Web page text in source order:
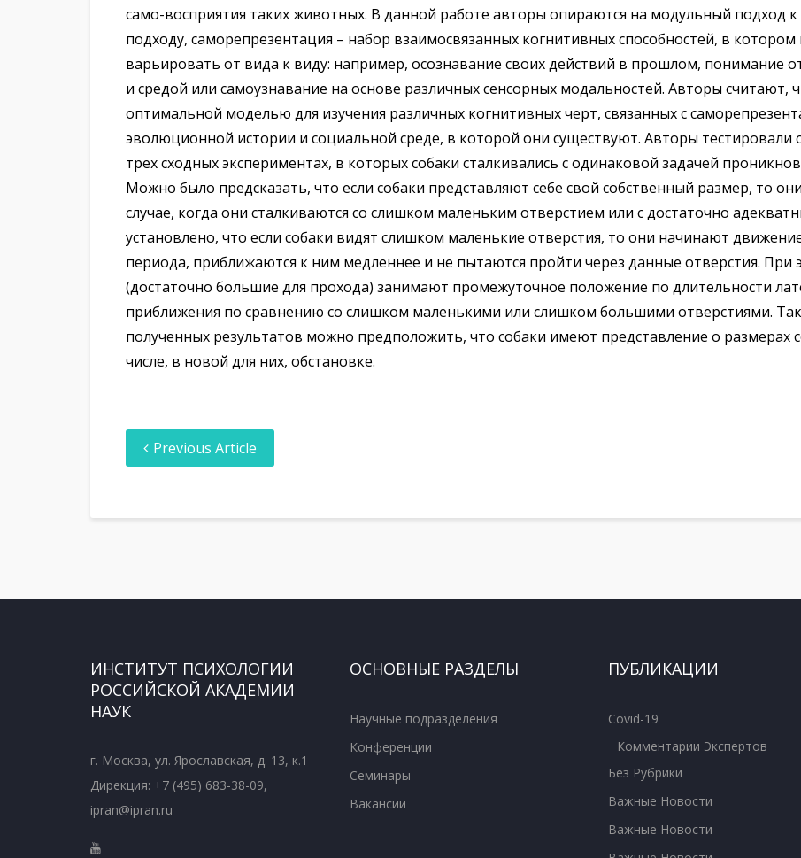
само-восприятия таких животных. В данной работе авторы опираются на модульный подход
подходу, саморепрезентация – набор взаимосвязанных когнитивных способностей, в
варьировать от вида к виду: например, осознавание своих действий в прошлом, понимание
и средой или самоузнавание на основе различных сенсорных модальностей. Авторы считают,
оптимальной моделью для изучения различных когнитивных черт, связанных с
эволюционной истории и социальной среде, в которой они существуют. Авторы
трех сходных экспериментах, в которых собаки сталкивались с одинаковой задачей
Можно было предсказать, что если собаки представляют себе свой собственный размер, то
случае, когда они сталкиваются со слишком маленьким отверстием или с достаточно
установлено, что если собаки видят слишком маленькие отверстия, то они начинают
периода, приближаются к ним медленнее и не пытаются пройти через данные отверстия. При
(достаточно большие для прохода) занимают промежуточное положение по длительности
приближения по сравнению со слишком маленькими или слишком большими отверстиями.
полученных результатов можно предположить, что собаки имеют представление о размерах
числе, в новой для них, обстановке.
Previous Article
ИНСТИТУТ ПСИХОЛОГИИ
РОССИЙСКОЙ АКАДЕМИИ
НАУК
г. Москва, ул. Ярославская, д. 13, к.1
Дирекция: +7 (495) 683-38-09,
ipran@ipran.ru
ОСНОВНЫЕ РАЗДЕЛЫ
Научные подразделения
Конференции
Семинары
Вакансии
ПУБЛИКАЦИИ
Covid-19
Комментарии Экспертов
Без Рубрики
Важные Новости
Важные Новости —